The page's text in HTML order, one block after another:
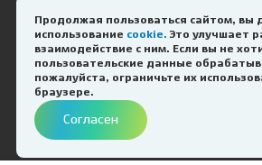
Продолжая пользоваться сайтом, вы
использование cookie. Это улучшает
взаимодействие с ним. Если вы не
пользовательские данные
пожалуйста, ограничьте их
браузере.
Согласен
сайте, размещены исключительно с их
гражданско-правовых отношений с ними.
Дизайн и разработка — Космос-Веб
ИМЕЮТСЯ ПРОТИВОПОКАЗАНИЯ.
НЕОБХОДИМА КОНСУЛЬТАЦИЯ
СПЕЦИАЛИСТА